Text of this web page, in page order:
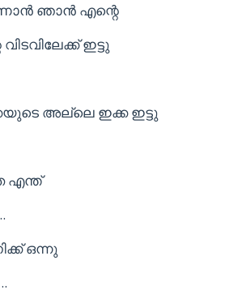
ഞാൻ എന്റെ
ഇട്ടു
അല്ലെ ഇക്ക ഇട്ടു
എന്ത്
ഒന്നു